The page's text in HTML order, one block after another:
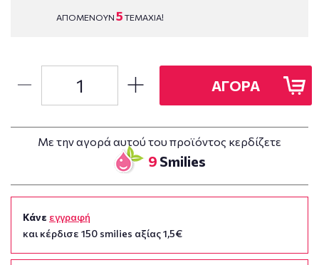
ΑΠΟΜΕΝΟΥΝ 5 ΤΕΜΑΧΙΑ!
ΑΓΟΡΑ
Με την αγορά αυτού του προϊόντος κερδίζετε
9 Smilies
Κάνε εγγραφή
και κέρδισε 150 smilies αξίας 1,5€